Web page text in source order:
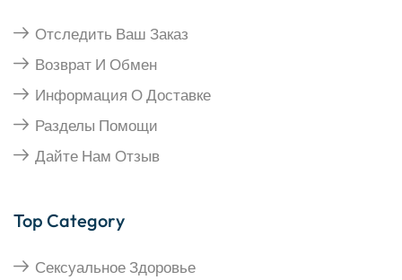
Отследить Ваш Заказ
Возврат И Обмен
Информация О Доставке
Разделы Помощи
Дайте Нам Отзыв
Top Category
Сексуальное Здоровье